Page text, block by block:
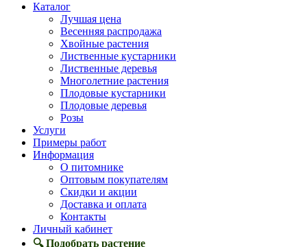
Каталог
Лучшая цена
Весенняя распродажа
Хвойные растения
Лиственные кустарники
Лиственные деревья
Многолетние растения
Плодовые кустарники
Плодовые деревья
Розы
Услуги
Примеры работ
Информация
О питомнике
Оптовым покупателям
Скидки и акции
Доставка и оплата
Контакты
Личный кабинет
🔍 Подобрать растение